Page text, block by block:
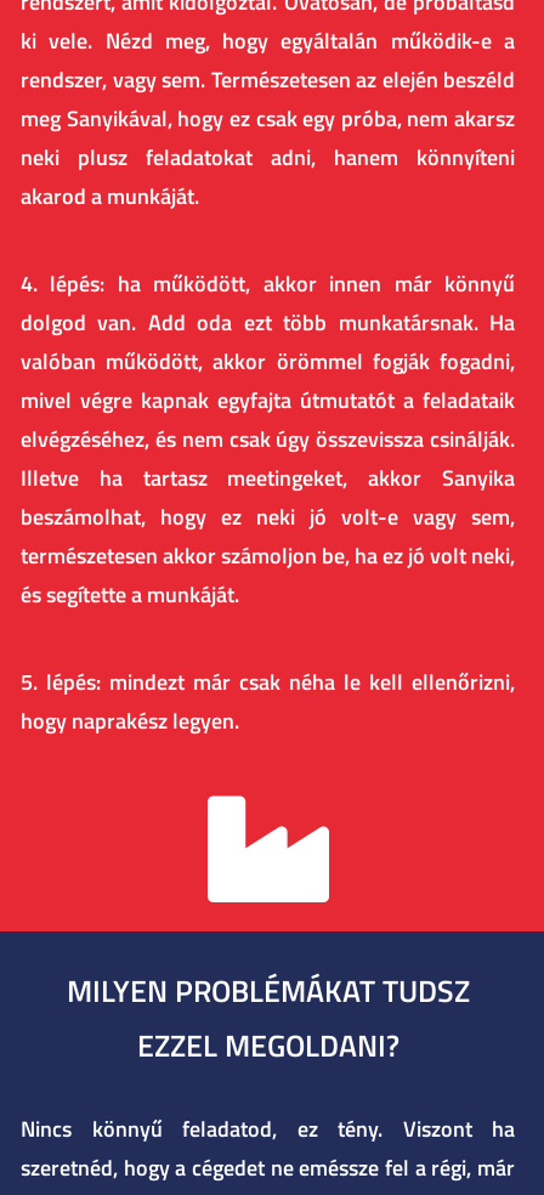
ki vele. Nézd meg, hogy egyáltalán működik-e a
rendszer, vagy sem. Természetesen az elején beszéld
meg Sanyikával, hogy ez csak egy próba, nem akarsz
neki plusz feladatokat adni, hanem könnyíteni
akarod a munkáját.
4. lépés: ha működött, akkor innen már könnyű
dolgod van. Add oda ezt több munkatársnak. Ha
valóban működött, akkor örömmel fogják fogadni,
mivel végre kapnak egyfajta útmutatót a feladataik
elvégzéséhez, és nem csak úgy összevissza csinálják.
Illetve ha tartasz meetingeket, akkor Sanyika
beszámolhat, hogy ez neki jó volt-e vagy sem,
természetesen akkor számoljon be, ha ez jó volt neki,
és segítette a munkáját.
5. lépés: mindezt már csak néha le kell ellenőrizni,
hogy naprakész legyen.
MILYEN PROBLÉMÁKAT TUDSZ
EZZEL MEGOLDANI?
Nincs könnyű feladatod, ez tény. Viszont ha
szeretnéd, hogy a cégedet ne eméssze fel a régi, már